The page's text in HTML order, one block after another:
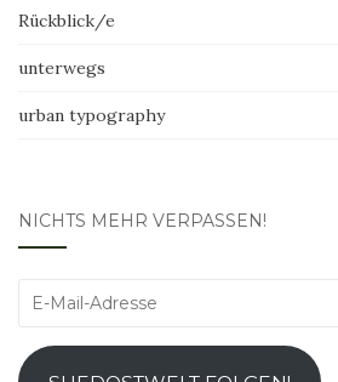
Rückblick/e
unterwegs
urban typography
NICHTS MEHR VERPASSEN!
E-
Adresse